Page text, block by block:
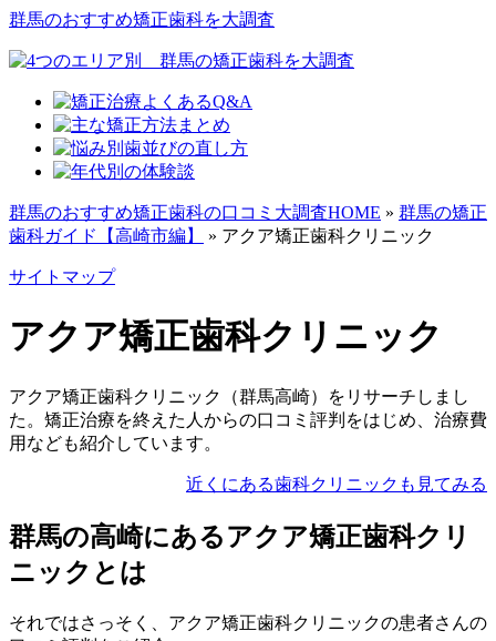
群馬のおすすめ矯正歯科を大調査
群馬のおすすめ矯正歯科の口コミ大調査HOME » 群馬の矯正
歯科ガイド【高崎市編】
» アクア矯正歯科クリニック
サイトマップ
アクア矯正歯科クリニック
アクア矯正歯科クリニック（群馬高崎）をリサーチしまし
た。矯正治療を終えた人からの口コミ評判をはじめ、治療費
用なども紹介しています。
近くにある歯科クリニックも見てみる
群馬の高崎にあるアクア矯正歯科クリ
ニックとは
それではさっそく、アクア矯正歯科クリニックの患者さんの